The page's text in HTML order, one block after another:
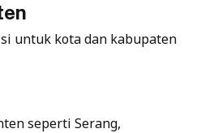
untuk kota dan kabupaten
seperti Serang,